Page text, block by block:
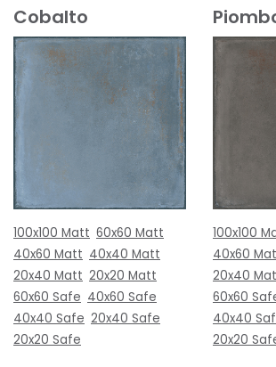
Cobalto
100x100 Matt 60x60 Matt
40x60 Matt 40x40 Matt
20x40 Matt 20x20 Matt
60x60 Safe 40x60 Safe
40x40 Safe 20x40 Safe
20x20 Safe
100x100
40x60
20x40
60x60
40x40
20x20